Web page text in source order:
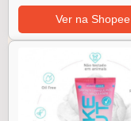
Ver na Shopee